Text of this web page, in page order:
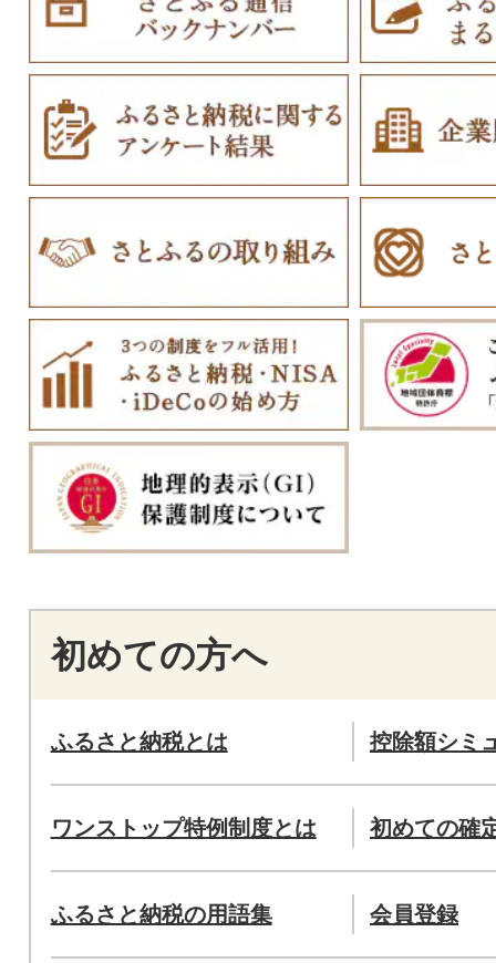
初めての方へ
ふるさと納税とは 控除額シミ
ワンストップ特例制度とは 初めての確
ふるさと納税の用語集 会員登録